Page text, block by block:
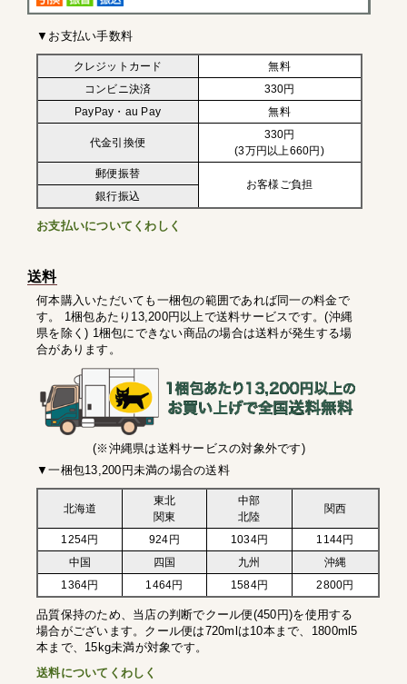
▼お支払い手数料
クレジットカード
無料
コンビニ決済
330円
PayPay・au Pay
無料
代金引換便
330円
(3万円以上660円)
郵便振替
お客様ご負担
銀行振込
お支払いについてくわしく
送料
何本購入いただいても一梱包の範囲であれば同一の料金で
す。 1梱包あたり13,200円以上で送料サービスです。(沖縄
県を除く) 1梱包にできない商品の場合は送料が発生する場
合があります。
(※沖縄県は送料サービスの対象外です)
▼一梱包13,200円未満の場合の送料
北海道
東北
関東
中部
北陸
関西
1254円 924円 1034円
1144円
中国
四国 九州
沖縄
1364円
1464円 1584円 2800円
品質保持のため、当店の判断でクール便(450円)を使用する
場合がございます。クール便は720mlは10本まで、1800ml5
本まで、15kg未満が対象です。
送料についてくわしく